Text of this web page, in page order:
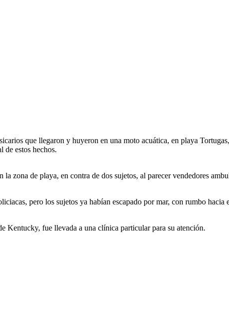
que llegaron y huyeron en una moto acuática, en playa
de estos hechos.
la zona de playa, en contra de dos sujetos, al parecer vendedores
pero los sujetos ya habían escapado por mar, con rumbo
Kentucky, fue llevada a una clínica particular para su atención.